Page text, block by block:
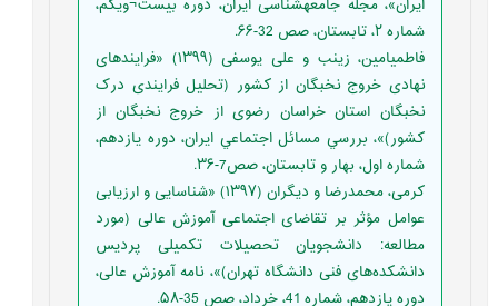
ایران»، مجله جامعه‏شناسی ایران، دوره بیست¬ویکم،
شماره ۲، تابستان، صص 32-۶۶.
فاطمی‏امین، زینب و علی یوسفی (۱۳۹۹) «فرایندهای
نهادی خروج نخبگان از کشور (تحلیل فرایندی درک
نخبگان استان خراسان رضوی از خروج نخبگان از
کشور)»، بررسي مسائل اجتماعي ايران، دوره يازدهم،
شماره اول، بهار و تابستان، صص7-۳۶.
کرمی، محمدرضا و دیگران (۱۳۹۷) «شناسایی و ارزیابی
عوامل مؤثر بر تقاضای اجتماعی آموزش عالی (مورد
مطالعه: دانشجویان تحصیلات تکمیلی پردیس
دانشکده‌های فنی دانشگاه تهران)»، نامه آموزش عالی،
دوره یازدهم، شماره 41، خرداد، صص 35-۵۸.